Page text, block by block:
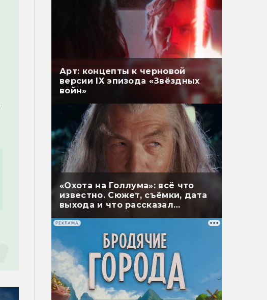
Арт: концепты к черновой
версии IX эпизода «Звёздных
войн»
«Охота на Голлума»: всё что
известно. Сюжет, съёмки, дата
выхода и что рассказал
РЕКЛАМА